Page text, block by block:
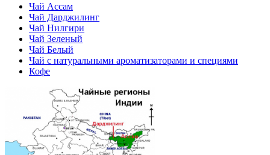
Чай Ассам
Чай Дарджилинг
Чай Нилгири
Чай Зеленый
Чай Белый
Чай с натуральными ароматизаторами и специями
Кофе